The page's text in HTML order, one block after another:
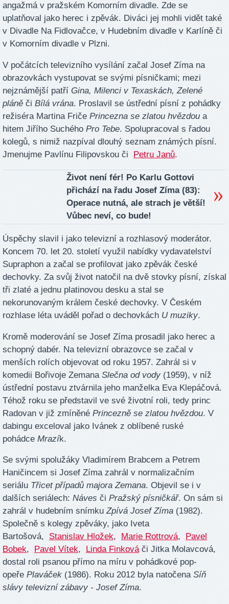
angažmá v pražském Komorním divadle. Zde se
uplatňoval jako herec i zpěvák. Diváci jej mohli vidět také
v Divadle Na Fidlovačce, v Hudebním divadle v Karlíně či
v Komorním divadle v Plzni.
V počátcích televizního vysílání začal Josef Zíma na
obrazovkách vystupovat se svými písničkami; mezi
nejznámější patří Gina, Milenci v Texaskách, Zelené
pláně či Bílá vrána. Proslavil se ústřední písní z pohádky
režiséra Martina Friče Princezna se zlatou hvězdou a
hitem Jiřího Suchého Pro Tebe. Spolupracoval s řadou
kolegů, s nimiž nazpíval dlouhý seznam známých písní.
Jmenujme Pavlínu Filipovskou či
Petru Janů.
Život není fér! Po Karlu Gottovi
přichází na řadu Josef Zíma (83):
Operace nutná, ale strach je větší!
Vůbec neví, co bude!
Úspěchy slavil i jako televizní a rozhlasový moderátor.
Koncem 70. let 20. století využil nabídky vydavatelství
Supraphon a začal se profilovat jako zpěvák české
dechovky. Za svůj život natočil na dvě stovky písní, získal
tři zlaté a jednu platinovou desku a stal se
nekorunovaným králem české dechovky. V Českém
rozhlase léta uváděl pořad o dechovkách U muziky.
Kromě moderování se Josef Zíma prosadil jako herec a
schopný dabér. Na televizní obrazovce se začal v
menších rolích objevovat od roku 1957. Zahrál si v
komedii Bořivoje Zemana Slečna od vody (1959), v níž
ústřední postavu ztvárnila jeho manželka Eva Klepáčová.
Téhož roku se představil ve své životní roli, tedy princ
Radovan v již zmíněné Princezně se zlatou hvězdou. V
dabingu exceloval jako Ivánek z oblíbené ruské
pohádce Mrazík.
Se svými spolužáky Vladimírem Brabcem a Petrem
Haničincem si Josef Zíma zahrál v normalizačním
seriálu Třicet případů majora Zemana. Objevil se i v
dalších seriálech: Náves či Pražský písničkář. On sám si
zahrál v hudebním snímkuZpívá Josef Zíma (1982).
Společně s kolegy zpěváky, jako Iveta
Bartošová, Stanislav Hložek, Marie Rottrová,
Pavel
Bobek, Pavel Vítek, Linda Finkováči Jitka Molavcová,
dostal roli psanou přímo na míru v pohádkové pop-
opeře Plaváček (1986). Roku 2012 byla natočena Síň
slávy televizní zábavy - Josef Zíma.